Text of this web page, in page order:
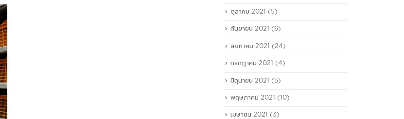
ตุลาคม 2021 (5)
กันยายน 2021 (6)
สิงหาคม 2021 (24)
กรกฎาคม 2021 (4)
มิถุนายน 2021 (5)
พฤษภาคม 2021 (10)
เมษายน 2021 (3)